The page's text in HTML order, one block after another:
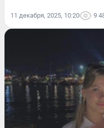
11 декабря, 2025, 10:20 9